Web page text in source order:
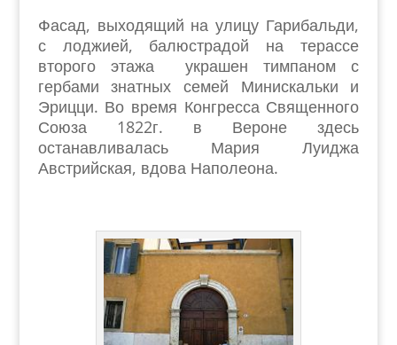
Фасад, выходящий на улицу Гарибальди,
с лоджией, балюстрадой на терассе
второго этажа украшен тимпаном с
гербами знатных семей Минискальки и
Эрицци. Во время Конгресса Священного
Союза 1822г. в Вероне здесь
останавливалась Мария Луиджа
Австрийская, вдова Наполеона.